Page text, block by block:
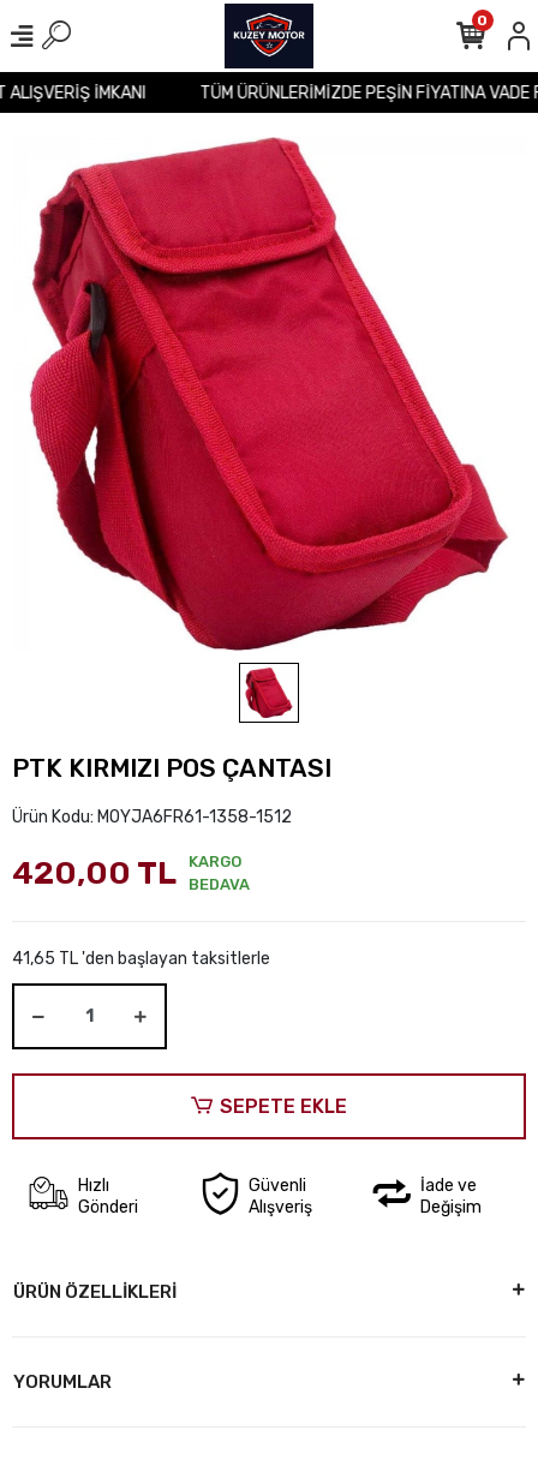
ALIŞVERİŞ İMKANI TÜM ÜRÜNLERİMİZDE PEŞİN FİYATINA
0
PTK KIRMIZI POS ÇANTASI
Ürün Kodu: MOYJA6FR61-1358-1512
420,00 TL
KARGO
BEDAVA
41,65 TL 'den başlayan taksitlerle
SEPETE EKLE
Hızlı
Gönderi
Güvenli
Alışveriş
İade ve
Değişim
ÜRÜN ÖZELLİKLERİ
YORUMLAR